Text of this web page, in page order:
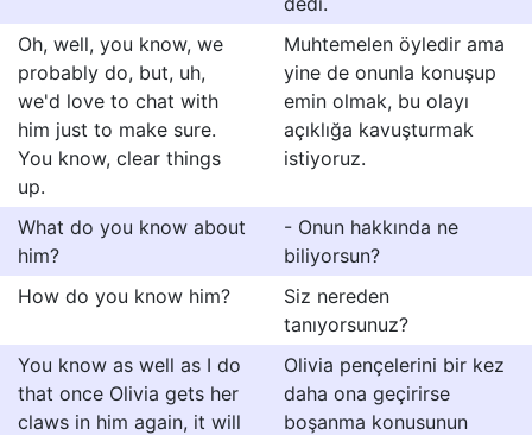
Oh, well, you know, we
probably do, but, uh,
we'd love to chat with
him just to make sure.
You know, clear things
up.
Muhtemelen öyledir ama
yine de onunla konuşup
emin olmak, bu olayı
açıklığa kavuşturmak
istiyoruz.
What do you know about
him?
- Onun hakkında ne
biliyorsun?
How do you know him?
Siz nereden
tanıyorsunuz?
You know as well as I do
that once Olivia gets her
claws in him again, it will
Olivia pençelerini bir kez
daha ona geçirirse
boşanma konusunun